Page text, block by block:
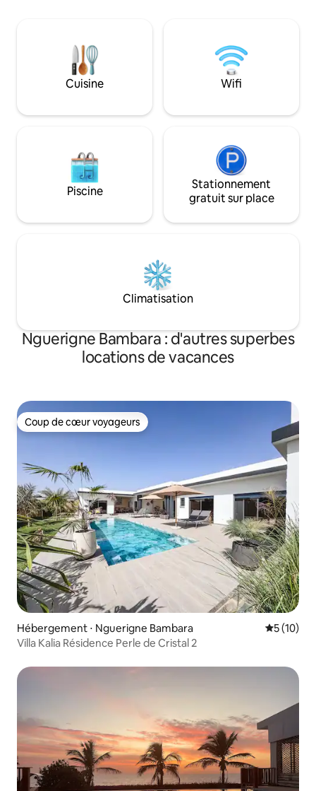
plages de Somone et 15 minute de Saly
Cuisine Wifi
Piscine
Stationnement
gratuit sur place
Climatisation
Nguerigne Bambara : d'autres superbes
locations de vacances
Coup de cœur voyageurs
Coup de cœur voyageurs
Hébergement ⋅ Nguerigne Bambara
5 (10)
Villa Kalia Résidence Perle de Cristal 2